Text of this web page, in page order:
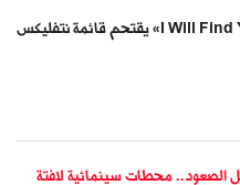
بعد 5 أسابيع من الصدارة.. مسلسل «I Will Find You» يقتحم قائمة نتفليكس
الصعود.. محطات سينمائية لافتة